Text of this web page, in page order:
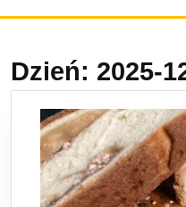
Dzień: 2025-